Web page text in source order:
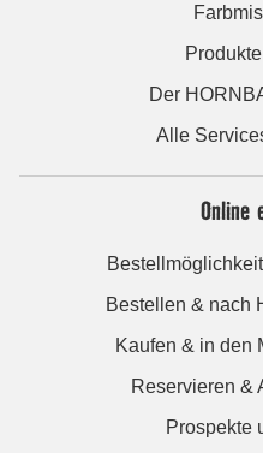
Der
Alle
Online
Bestellen & nach
Kaufen & in den
Reservieren &
Prospekte